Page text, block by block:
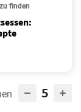
finden
5